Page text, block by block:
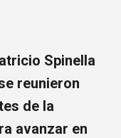
Spinella
reunieron
de la
avanzar en